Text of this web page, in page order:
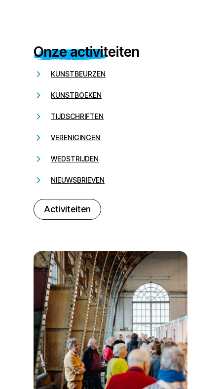
Onze activiteiten
KUNSTBEURZEN
KUNSTBOEKEN
TIJDSCHRIFTEN
VERENIGINGEN
WEDSTRIJDEN
NIEUWSBRIEVEN
Activiteiten
232323